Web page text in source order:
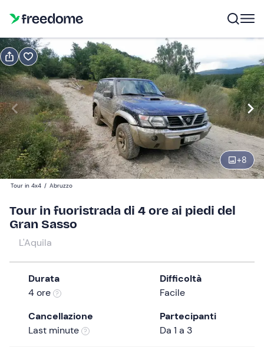
+8
Prenota Regala
tour in fuoristrada
Navigate
forward
to
interact
the
calendar
and
date.
Press
question
Modifica
09:00 Modifica
Partecipanti
120 €
1
Tour in 4x4 / Abruzzo
Tour in fuoristrada di 4 ore ai piedi del
Gran Sasso
L'Aquila
Durata
4 ore
Difficoltà
Facile
Cancellazione
Last minute
Partecipanti
Da 1 a 3